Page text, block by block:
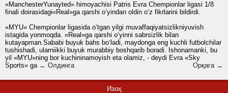
«ManchesterYunayted» himoyachisi Patris Evra Chempionlar ligasi 1/8
finali doirasidagi«Real»ga qarshi o‘yindan oldin o‘z fikrlarini bildirdi.
«MYU» Chempionlar ligasida o‘tgan yilgi muvaffaqiyatsizlikniyuvish
istagida yonmoqda. «Real»ga qarshi o‘yinni sabrsizlik bilan
kutayapman.Sababi buyuk bahs bo‘ladi, maydonga eng kuchli futbolchilar
tushishadi, ularniikki buyuk murabbiy boshqarib boradi. Ishonamanki, bu
yil «MYU»ning bor kuchininamoyish eta olamiz, - deydi Evra «Sky
Sports» ga ← Олдинга Орқага →
Изоҳ